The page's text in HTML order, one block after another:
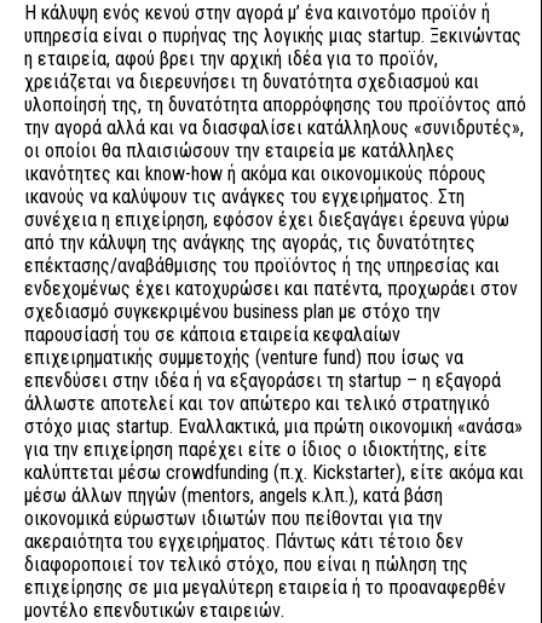
Η κάλυψη ενός κενού στην αγορά μ’ ένα καινοτόμο προϊόν ή
υπηρεσία είναι ο πυρήνας της λογικής μιας startup. Ξεκινώντας
η εταιρεία, αφού βρει την αρχική ιδέα για το προϊόν,
χρειάζεται να διερευνήσει τη δυνατότητα σχεδιασμού και
υλοποίησή της, τη δυνατότητα απορρόφησης του προϊόντος από
την αγορά αλλά και να διασφαλίσει κατάλληλους «συνιδρυτές»,
οι οποίοι θα πλαισιώσουν την εταιρεία με κατάλληλες
ικανότητες και know-how ή ακόμα και οικονομικούς πόρους
ικανούς να καλύψουν τις ανάγκες του εγχειρήματος. Στη
συνέχεια η επιχείρηση, εφόσον έχει διεξαγάγει έρευνα γύρω
από την κάλυψη της ανάγκης της αγοράς, τις δυνατότητες
επέκτασης/αναβάθμισης του προϊόντος ή της υπηρεσίας και
ενδεχομένως έχει κατοχυρώσει και πατέντα, προχωράει στον
σχεδιασμό συγκεκριμένου business plan με στόχο την
παρουσίασή του σε κάποια εταιρεία κεφαλαίων
επιχειρηματικής συμμετοχής (venture fund) που ίσως να
επενδύσει στην ιδέα ή να εξαγοράσει τη startup – η εξαγορά
άλλωστε αποτελεί και τον απώτερο και τελικό στρατηγικό
στόχο μιας startup. Εναλλακτικά, μια πρώτη οικονομική «ανάσα»
για την επιχείρηση παρέχει είτε ο ίδιος ο ιδιοκτήτης, είτε
καλύπτεται μέσω crowdfunding (π.χ. Kickstarter), είτε ακόμα και
μέσω άλλων πηγών (mentors, angels κ.λπ.), κατά βάση
οικονομικά εύρωστων ιδιωτών που πείθονται για την
ακεραιότητα του εγχειρήματος. Πάντως κάτι τέτοιο δεν
διαφοροποιεί τον τελικό στόχο, που είναι η πώληση της
επιχείρησης σε μια μεγαλύτερη εταιρεία ή το προαναφερθέν
μοντέλο επενδυτικών εταιρειών.